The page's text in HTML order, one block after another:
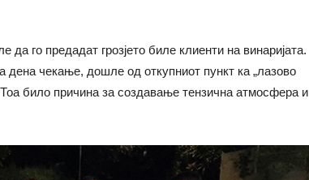
го предадат грозјето биле клиенти на винаријата.
чекање, дошле од откупниот пункт ка „лазово
Тоа било причина за создавање тензична атмосфера и